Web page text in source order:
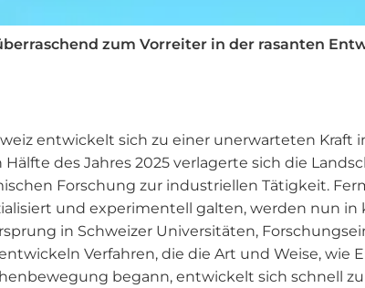
zum Vorreiter in der rasanten
entwickelt sich zu einer unerwarteten
Hälfte des Jahres 2025 verlagerte sich die
Forschung zur industriellen Tätigkeit.
und experimentell galten, werden nun
in Schweizer Universitäten,
Verfahren, die die Art und Weise,
begann, entwickelt sich schnell